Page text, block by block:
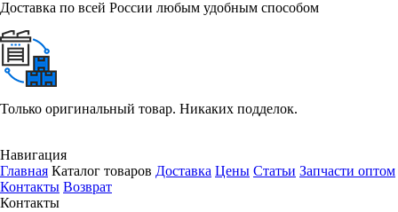
Доставка по всей России любым удобным способом
Только оригинальный товар. Никаких подделок.
Навигация
Главная Каталог товаров Доставка Цены Статьи Запчасти оптом
Контакты Возврат
Контакты